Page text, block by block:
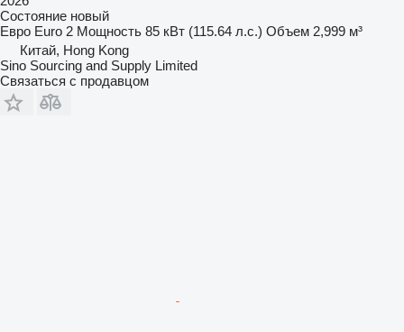
Состояние новый
Евро Euro 2 Мощность 85 кВт (115.64 л.с.) Объем 2,999 м³
Китай, Hong Kong
Sino Sourcing and Supply Limited
Связаться с продавцом